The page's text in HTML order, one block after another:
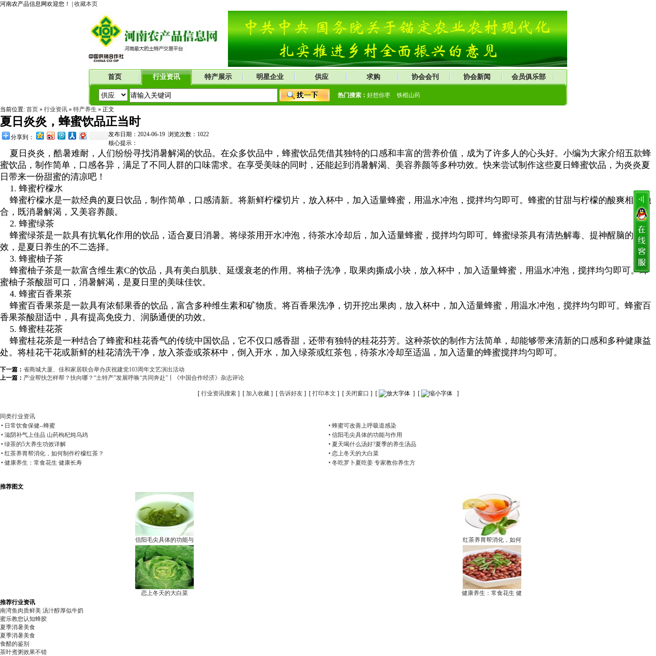
河南农产品信息网欢迎您！ | 收藏本页
首页 行业资讯 特产展示 明星企业 供应 求购 协会会刊 协会新闻 会员俱乐部
热门搜索： 好想你枣 铁棍山药
当前位置: 首页 » 行业资讯 » 特产养生 » 正文
夏日炎炎，蜂蜜饮品正当时
分享到： 发布日期：2024-06-19 浏览次数： 1022
核心提示：
夏日炎炎，酷暑难耐，人们纷纷寻找消暑解渴的饮品。在众多饮品中，蜂蜜饮品凭借其独特的口感和丰富的营养价值，成为了许多人的心头好。小编为大家介绍五款蜂
蜜饮品，制作简单，口感各异，满足了不同人群的口味需求。在享受美味的同时，还能起到消暑解渴、美容养颜等多种功效。快来尝试制作这些夏日蜂蜜饮品，为炎炎夏
日带来一份甜蜜的清凉吧！
1. 蜂蜜柠檬水
蜂蜜柠檬水是一款经典的夏日饮品，制作简单，口感清新。将新鲜柠檬切片，放入杯中，加入适量蜂蜜，用温水冲泡，搅拌均匀即可。蜂蜜的甘甜与柠檬的酸爽相互融
合，既消暑解渴，又美容养颜。
2. 蜂蜜绿茶
蜂蜜绿茶是一款具有抗氧化作用的饮品，适合夏日消暑。将绿茶用开水冲泡，待茶水冷却后，加入适量蜂蜜，搅拌均匀即可。蜂蜜绿茶具有清热解毒、提神醒脑的功
效，是夏日养生的不二选择。
3. 蜂蜜柚子茶
蜂蜜柚子茶是一款富含维生素C的饮品，具有美白肌肤、延缓衰老的作用。将柚子洗净，取果肉撕成小块，放入杯中，加入适量蜂蜜，用温水冲泡，搅拌均匀即可。蜂
蜜柚子茶酸甜可口，消暑解渴，是夏日里的美味佳饮。
4. 蜂蜜百香果茶
蜂蜜百香果茶是一款具有浓郁果香的饮品，富含多种维生素和矿物质。将百香果洗净，切开挖出果肉，放入杯中，加入适量蜂蜜，用温水冲泡，搅拌均匀即可。蜂蜜百
香果茶酸甜适中，具有提高免疫力、润肠通便的功效。
5. 蜂蜜桂花茶
蜂蜜桂花茶是一种结合了蜂蜜和桂花香气的传统中国饮品，它不仅口感香甜，还带有独特的桂花芬芳。这种茶饮的制作方法简单，却能够带来清新的口感和多种健康益
处。将桂花干花或新鲜的桂花清洗干净，放入茶壶或茶杯中，倒入开水，加入绿茶或红茶包，待茶水冷却至适温，加入适量的蜂蜜搅拌均匀即可。
下一篇： 省商城大厦、佳和家居联合举办庆祝建党103周年文艺演出活动
上一篇： ​产业帮扶怎样帮？扶向哪？“土特产”发展呼唤“共同奔赴”丨《中国合作经济》杂志评论
[ 行业资讯搜索] [ 加入收藏] [ 告诉好友] [ 打印本文 ] [ 关闭窗口 ] [ ] [ ]
同类行业资讯
• 日常饮食保健--蜂蜜
• 蜂蜜可改善上呼吸道感染
• 滋阴补气上佳品 山药枸杞炖乌鸡
• 信阳毛尖具体的功能与作用
• 绿茶的5大养生功效详解
• 夏天喝什么汤好?夏季的养生汤品
• 红茶养胃帮消化，如何制作柠檬红茶？
• 恋上冬天的大白菜
• 健康养生：常食花生 健康长寿
• 冬吃罗卜夏吃姜 专家教你养生方
推荐图文
信阳毛尖具体的功能与 红茶养胃帮消化，如何
恋上冬天的大白菜
健康养生：常食花生 健
推荐行业资讯
南湾鱼肉质鲜美 汤汁醇厚似牛奶
蜜乐教您认知蜂胶
夏季消暑美食
夏季消暑美食
食醋的鉴别
茶叶煮粥效果不错